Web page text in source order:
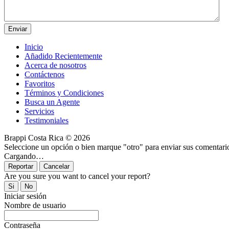
Inicio
Añadido Recientemente
Acerca de nosotros
Contáctenos
Favoritos
Términos y Condiciones
Busca un Agente
Servicios
Testimoniales
Brappi Costa Rica © 2026
Seleccione un opción o bien marque "otro" para enviar sus
Cargando…
Are you sure you want to cancel your report?
Iniciar sesión
Nombre de usuario
Contraseña